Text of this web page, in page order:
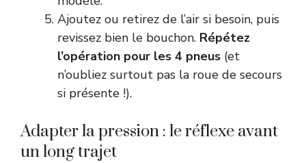
Ajoutez ou retirez de l’air si besoin, puis
revissez bien le bouchon. Répétez
l’opération pour les 4 pneus (et
n’oubliez surtout pas la roue de secours
si présente !).
Adapter la pression : le réflexe avant
un long trajet